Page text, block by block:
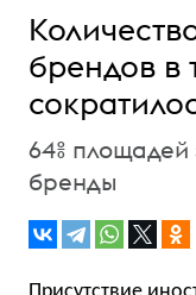
брендов в
64%
бренды